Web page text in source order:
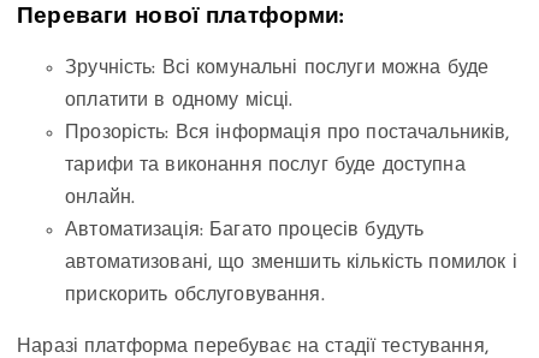
Переваги нової платформи:
Зручність: Всі комунальні послуги можна буде
оплатити в одному місці.
Прозорість: Вся інформація про постачальників,
тарифи та виконання послуг буде доступна
онлайн.
Автоматизація: Багато процесів будуть
автоматизовані, що зменшить кількість помилок і
прискорить обслуговування.
Наразі платформа перебуває на стадії тестування,